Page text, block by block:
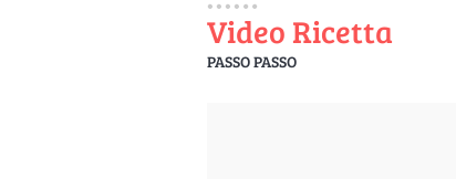
Video Ricetta
PASSO PASSO